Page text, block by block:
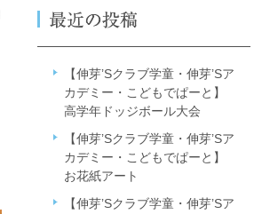
【伸芽’Sクラブ学童・伸芽’Sア
カデミー・こどもでぱーと】
高学年ドッジボール大会
【伸芽’Sクラブ学童・伸芽’Sア
カデミー・こどもでぱーと】
お花紙アート
【伸芽’Sクラブ学童・伸芽’Sア